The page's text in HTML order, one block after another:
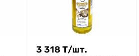
3 318 Т/шт.